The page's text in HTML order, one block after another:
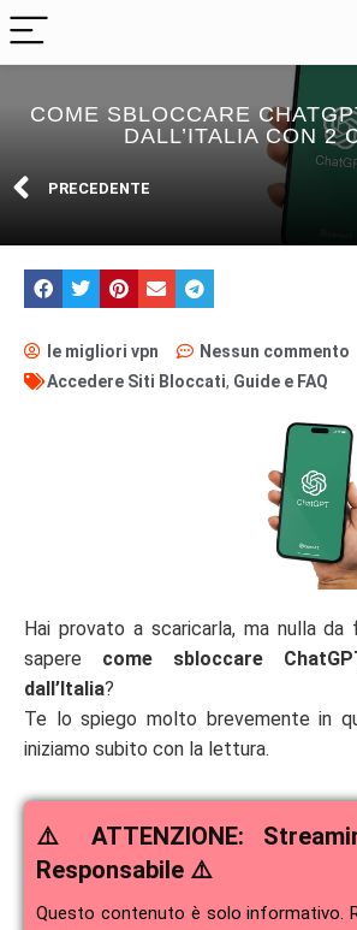
COME SBLOCCARE
DALL’ITALIA CON 2
PRECEDENTE
le migliori vpn
Nessun commento
Accedere Siti Bloccati, Guide e FAQ
Hai provato a scaricarla, ma nulla
sapere come sbloccare
dall’Italia?
Te lo spiego molto brevemente in
iniziamo subito con la lettura.
⚠️ ATTENZIONE:
Responsabile ⚠️
Questo contenuto è solo informativo.